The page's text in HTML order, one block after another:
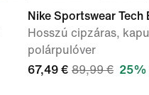
Nike Sportswear Tech
Hosszú cipzáras,
polárpulóver
67,49 € 89,99 € 25%